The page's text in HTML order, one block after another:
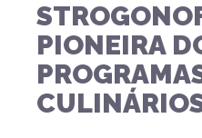
PIONEIRA